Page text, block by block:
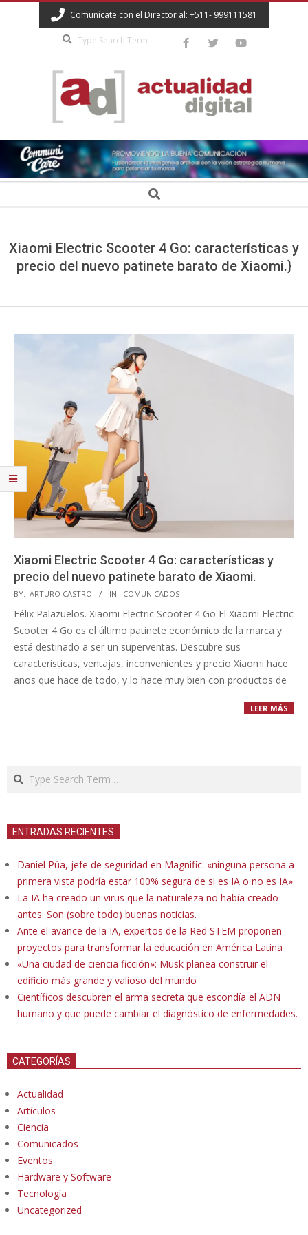
to
Comunícate con el Director al: +511- 999111581
ACTUALIDAD
DIGITAL Search
Xiaomi Electric Scooter 4 Go: características y
precio del nuevo patinete barato de Xiaomi.}
Xiaomi Electric Scooter 4 Go: características y
precio del nuevo patinete barato de Xiaomi.
2023-
09-
14
BY: ARTURO CASTRO IN: COMUNICADOS
Félix Palazuelos. Xiaomi Electric Scooter 4 Go El Xiaomi Electric
Scooter 4 Go es el último patinete económico de la marca y
está destinado a ser un superventas. Descubre sus
características, ventajas, inconvenientes y precio Xiaomi hace
años que hace de todo, y lo hace muy bien con productos de
LEER MÁS
Search
ENTRADAS RECIENTES
Daniel Púa, jefe de seguridad en Magnific: «ninguna persona a
primera vista podría estar 100% segura de si es IA o no es IA».
La IA ha creado un virus que la naturaleza no había creado
antes. Son (sobre todo) buenas noticias.
Ante el avance de la IA, expertos de la Red STEM proponen
proyectos para transformar la educación en América Latina
«Una ciudad de ciencia ficción»: Musk planea construir el
edificio más grande y valioso del mundo
Científicos descubren el arma secreta que escondía el ADN
humano y que puede cambiar el diagnóstico de enfermedades.
CATEGORÍAS
Actualidad
Artículos
Ciencia
Comunicados
Eventos
Hardware y Software
Tecnología
Uncategorized